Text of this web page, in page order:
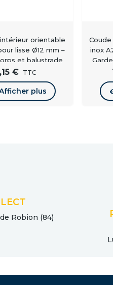
orientable
lisse Ø12 mm –
et balustrade
€ TTC
plus
inox
Robion (84)